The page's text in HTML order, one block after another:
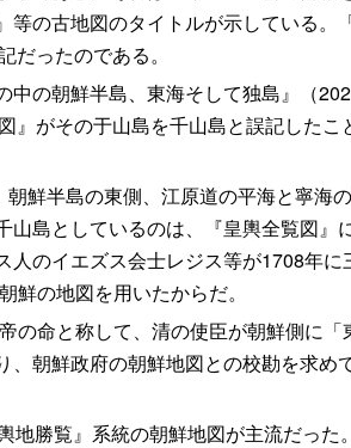
の古地図のタイトルが示している。
ったのである。
の朝鮮半島、東海そして独島』（
』がその于山島を千山島と誤記したこ
鮮半島の東側、江原道の平海と寧海
島としているのは、『皇輿全覧図』
のイエズス会士レジス等が1708年に
の地図を用いたからだ。
命と称して、清の使臣が朝鮮側に「
朝鮮政府の朝鮮地図との校勘を求め
勝覧』系統の朝鮮地図が主流だった